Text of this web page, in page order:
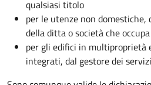
qualsiasi titolo
per le utenze non
della ditta o società che
per gli edifici in multiproprietà
integrati, dal gestore dei